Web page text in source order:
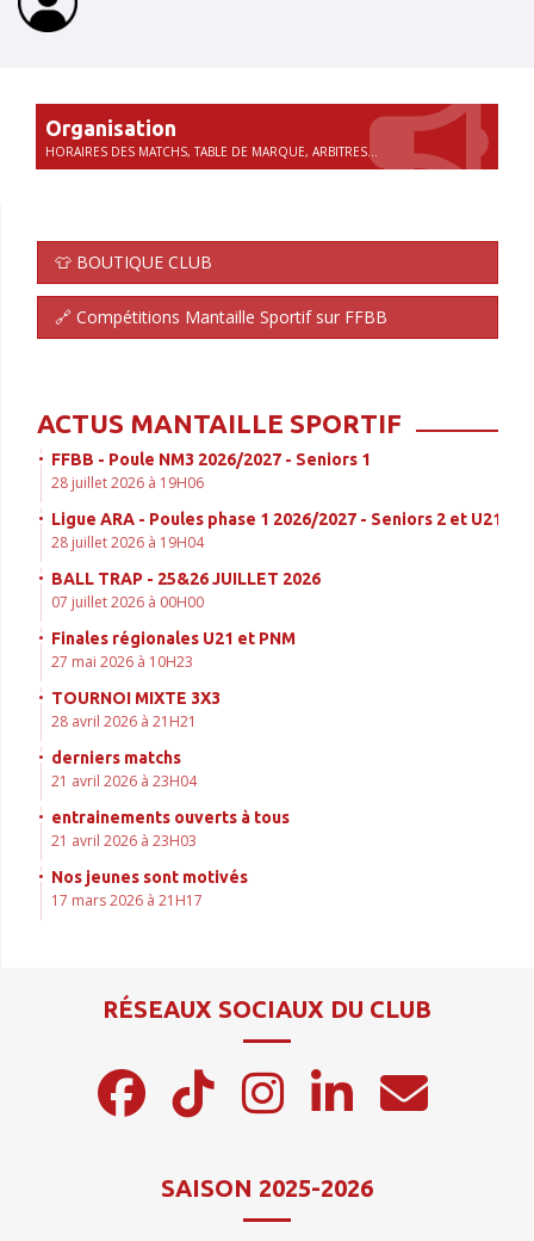
Organisation
HORAIRES DES MATCHS, TABLE DE MARQUE, ARBITRES...
👕 BOUTIQUE CLUB
🔗 Compétitions Mantaille Sportif sur FFBB
ACTUS MANTAILLE SPORTIF
FFBB - Poule NM3 2026/2027 - Seniors 1
28 juillet 2026 à 19H06
Ligue ARA - Poules phase 1 2026/2027 - Seniors 2 et U21
28 juillet 2026 à 19H04
BALL TRAP - 25&26 JUILLET 2026
07 juillet 2026 à 00H00
Finales régionales U21 et PNM
27 mai 2026 à 10H23
TOURNOI MIXTE 3X3
28 avril 2026 à 21H21
derniers matchs
21 avril 2026 à 23H04
entrainements ouverts à tous
21 avril 2026 à 23H03
Nos jeunes sont motivés
17 mars 2026 à 21H17
RÉSEAUX SOCIAUX DU CLUB
SAISON 2025-2026